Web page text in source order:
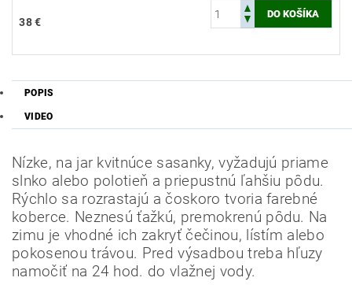
38 €
POPIS
VIDEO
Nízke, na jar kvitnúce sasanky, vyžadujú priame
slnko alebo polotieň a priepustnú ľahšiu pôdu.
Rýchlo sa rozrastajú a čoskoro tvoria farebné
koberce. Neznesú ťažkú, premokrenú pôdu. Na
zimu je vhodné ich zakryť čečinou, lístím alebo
pokosenou trávou. Pred výsadbou treba hľuzy
namočiť na 24 hod. do vlažnej vody.